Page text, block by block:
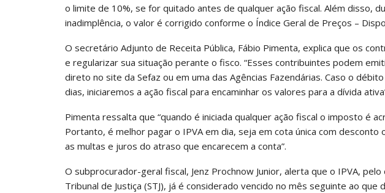
o limite de 10%, se for quitado antes de qualquer ação fiscal. Além disso,
inadimplência, o valor é corrigido conforme o Índice Geral de Preços –
O secretário Adjunto de Receita Pública, Fábio Pimenta, explica que os
e regularizar sua situação perante o fisco. “Esses contribuintes podem
direto no site da Sefaz ou em uma das Agências Fazendárias. Caso o
dias, iniciaremos a ação fiscal para encaminhar os valores para a dívida
Pimenta ressalta que “quando é iniciada qualquer ação fiscal o imposto é
Portanto, é melhor pagar o IPVA em dia, seja em cota única com
as multas e juros do atraso que encarecem a conta”.
O subprocurador-geral fiscal, Jenz Prochnow Junior, alerta que o IPVA,
Tribunal de Justiça (STJ), já é considerado vencido no mês seguinte ao que